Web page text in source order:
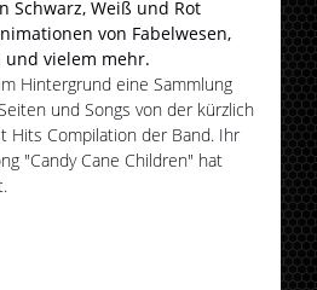
Schwarz, Weiß und Rot
von Fabelwesen,
und vielem mehr.
Hintergrund eine Sammlung
und Songs von der kürzlich
Hits Compilation der Band. Ihr
"Candy Cane Children" hat